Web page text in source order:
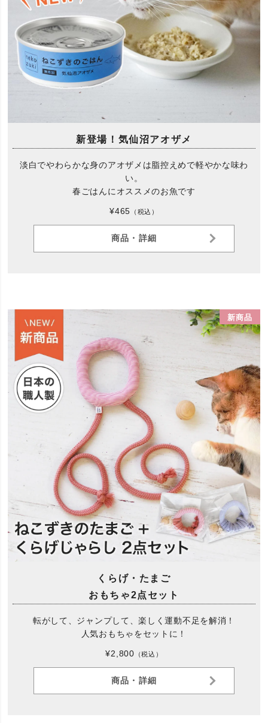
新登場！気仙沼アオザメ
淡白でやわらかな身のアオザメは脂控えめで軽やかな味わ
い。
春ごはんにオススメのお魚です
¥465 （税込）
商品・詳細
新商品
くらげ・たまご
おもちゃ2点セット
転がして、ジャンプして、楽しく運動不足を解消！
人気おもちゃをセットに！
¥2,800 （税込）
商品・詳細